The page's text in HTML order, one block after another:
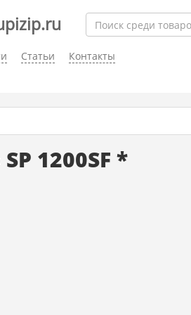
Статьи Контакты
1200SF *